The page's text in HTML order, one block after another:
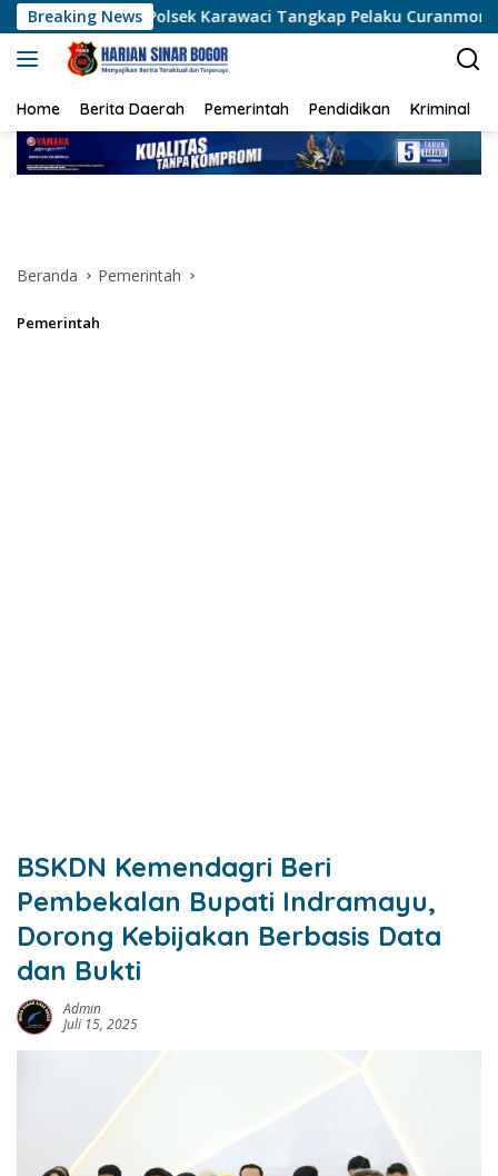
Langsung
ke
konten
Breaking News
Karawaci Tangkap Pelaku Curanmor, Penadah Ikut
Home Berita Daerah Pemerintah Pendidikan Kriminal
Beranda Pemerintah
Pemerintah
BSKDN Kemendagri Beri
Pembekalan Bupati Indramayu,
Dorong Kebijakan Berbasis Data
dan Bukti
Admin
Juli 15, 2025